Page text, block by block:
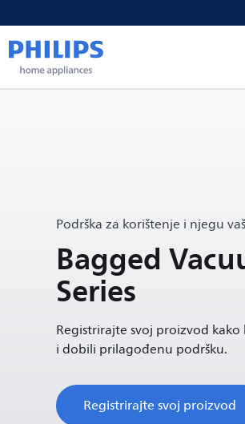
Podrška za korištenje i njegu
Bagged
Series
Registrirajte svoj proizvod
i dobili prilagođenu podršku.
Registrirajte svoj proizvod